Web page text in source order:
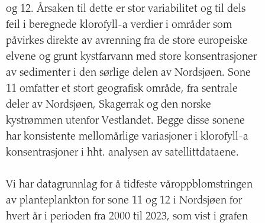
og 12. Årsaken til dette er stor variabilitet og til dels
feil i beregnede klorofyll-a verdier i områder som
påvirkes direkte av avrenning fra de store europeiske
elvene og grunt kystfarvann med store konsentrasjoner
av sedimenter i den sørlige delen av Nordsjøen. Sone
11 omfatter et stort geografisk område, fra sentrale
deler av Nordsjøen, Skagerrak og den norske
kystrømmen utenfor Vestlandet. Begge disse sonene
har konsistente mellomårlige variasjoner i klorofyll-a
konsentrasjoner i hht. analysen av satellittdataene.
Vi har datagrunnlag for å tidfeste våroppblomstringen
av planteplankton for sone 11 og 12 i Nordsjøen for
hvert år i perioden fra 2000 til 2023, som vist i grafen